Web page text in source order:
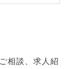
相談、求人紹